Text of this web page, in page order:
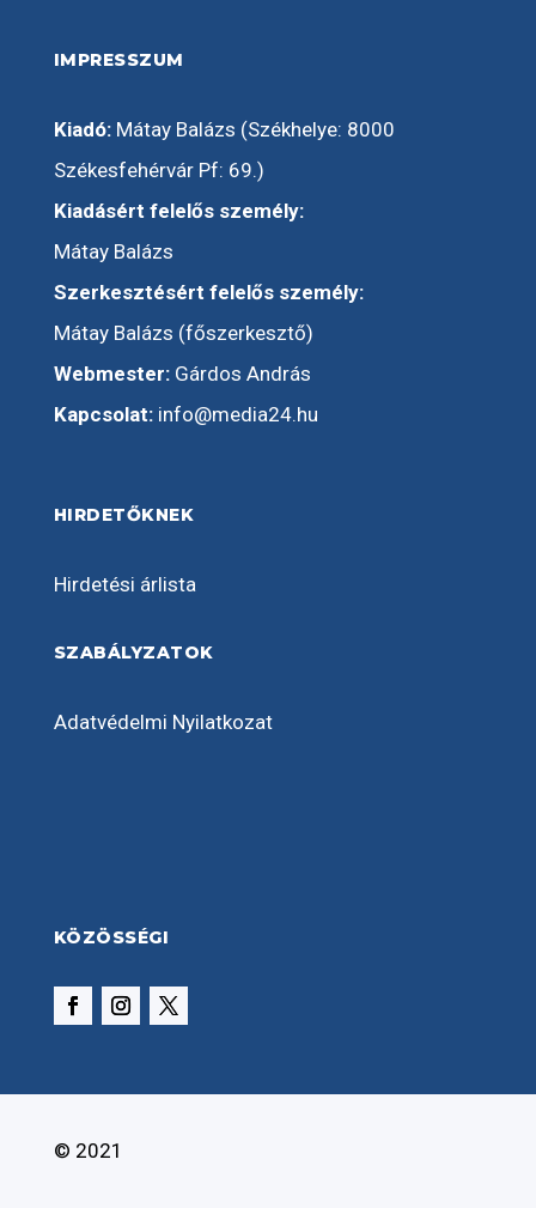
IMPRESSZUM
Kiadó:Mátay Balázs (Székhelye: 8000
Székesfehérvár Pf: 69.)
Kiadásért felelős személy:
Mátay Balázs
Szerkesztésért felelős személy:
Mátay Balázs (főszerkesztő)
Webmester:Gárdos András
Kapcsolat: info@media24.hu
HIRDETŐKNEK
Hirdetési árlista
SZABÁLYZATOK
Adatvédelmi Nyilatkozat
KÖZÖSSÉGI
© 2021